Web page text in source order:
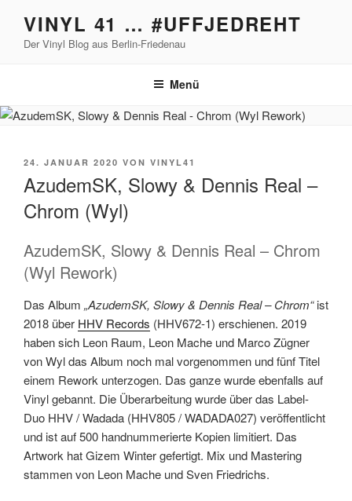
Inhalt
springen
VINYL 41 … #UFFJEDREHT
Der Vinyl Blog aus Berlin-Friedenau
Menü
VERÖFFENTLICHT
24. JANUAR 2020 VON VINYL41
AzudemSK, Slowy & Dennis Real –
Chrom (Wyl)
AzudemSK, Slowy & Dennis Real – Chrom
(Wyl Rework)
Das Album „AzudemSK, Slowy & Dennis Real – Chrom“ist
2018 über HHV Records (HHV672-1) erschienen. 2019
haben sich Leon Raum, Leon Mache und Marco Zügner
von Wyl das Album noch mal vorgenommen und fünf Titel
einem Rework unterzogen. Das ganze wurde ebenfalls auf
Vinyl gebannt. Die Überarbeitung wurde über das Label-
Duo HHV / Wadada (HHV805 / WADADA027) veröffentlicht
und ist auf 500 handnummerierte Kopien limitiert. Das
Artwork hat Gizem Winter gefertigt. Mix und Mastering
stammen von Leon Mache und Sven Friedrichs.